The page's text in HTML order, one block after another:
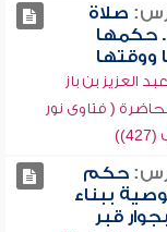
صلاة
حكمها
ووقتها
عبد العزيز بن باز
( فتاوى نور
حكم
ببناء
قبر